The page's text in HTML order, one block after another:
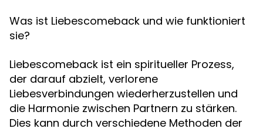
Was ist Liebescomeback und wie funktioniert
sie?
Liebescomeback ist ein spiritueller Prozess,
der darauf abzielt, verlorene
Liebesverbindungen wiederherzustellen und
die Harmonie zwischen Partnern zu stärken.
Dies kann durch verschiedene Methoden der